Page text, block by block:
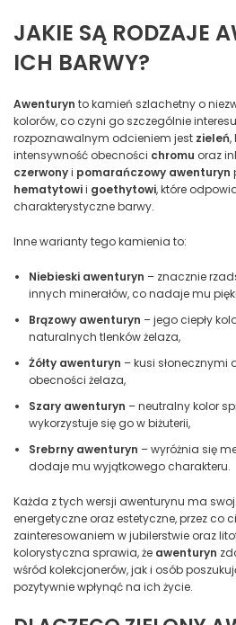
JAKIE SĄ RODZAJE
ICH BARWY?
Awenturyn to kamień szlachetny o
kolorów, co czyni go szczególnie
rozpoznawalnym odcieniem jest zieleń,
intensywność obecności chromu oraz
czerwonyi pomarańczowy awenturyn
hematytowii goethytowi, które
charakterystyczne barwy.
Inne warianty tego kamienia to:
Niebieski awenturyn – znacznie
innych minerałów, co nadaje mu
Brązowy awenturyn – jego ciepły
naturalnych tlenków żelaza,
Żółty awenturyn – kusi słonecznymi
obecności żelaza,
Szary awenturyn – neutralny kolor
wykorzystuje się go w biżuterii,
Srebrny awenturyn – wyróżnia się
dodaje mu wyjątkowego charakteru.
Każda z tych wersji awenturynu ma
energetyczne oraz estetyczne, przez co
zainteresowaniem w jubilerstwie oraz
kolorystyczna sprawia, że awenturyn
wśród kolekcjonerów, jak i osób
pozytywnie wpłynąć na ich życie.